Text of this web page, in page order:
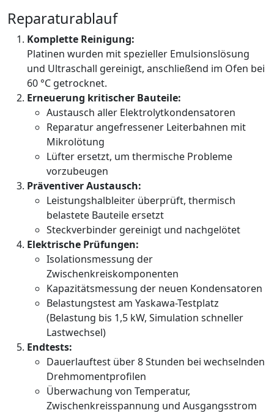
Reparaturablauf
Komplette Reinigung:
Platinen wurden mit spezieller Emulsionslösung
und Ultraschall gereinigt, anschließend im Ofen bei
60 °C getrocknet.
Erneuerung kritischer Bauteile:
Austausch aller Elektrolytkondensatoren
Reparatur angefressener Leiterbahnen mit
Mikrolötung
Lüfter ersetzt, um thermische Probleme
vorzubeugen
Präventiver Austausch:
Leistungshalbleiter überprüft, thermisch
belastete Bauteile ersetzt
Steckverbinder gereinigt und nachgelötet
Elektrische Prüfungen:
Isolationsmessung der
Zwischenkreiskomponenten
Kapazitätsmessung der neuen Kondensatoren
Belastungstest am Yaskawa-Testplatz
(Belastung bis 1,5 kW, Simulation schneller
Lastwechsel)
Endtests:
Dauerlauftest über 8 Stunden bei wechselnden
Drehmomentprofilen
Überwachung von Temperatur,
Zwischenkreisspannung und Ausgangsstrom